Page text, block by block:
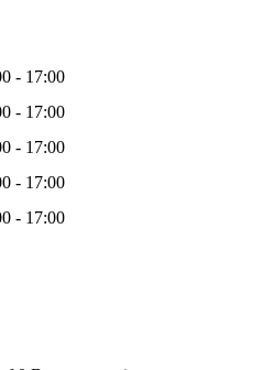
- 17:00
- 17:00
- 17:00
- 17:00
- 17:00